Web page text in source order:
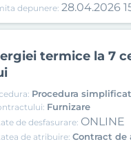
depunere: 28.04.2026
termice la 7
Procedura
Furnizare
de desfasurare: ONLINE
de atribuire: Contract